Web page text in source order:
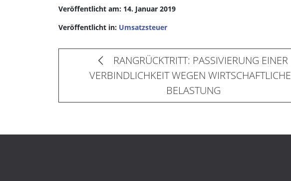
Veröffentlicht am: 14. Januar 2019
Veröffentlicht in: Umsatzsteuer
RANGRÜCKTRITT: PASSIVIERUNG EINER
VERBINDLICHKEIT WEGEN
BELASTUNG